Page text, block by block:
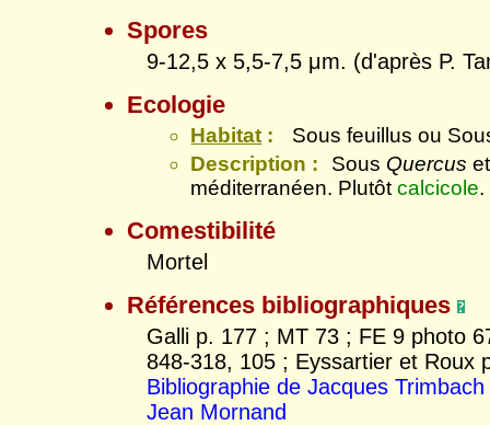
Spores
9-12,5 x 5,5-7,5 μm. (d'après P.
Ecologie
Habitat :
Sous feuillus ou
Description :
Sous Quercus
méditerranéen. Plutôtcalcicole.
Comestibilité
Mortel
Références bibliographiques
Galli p. 177 ; MT 73 ; FE 9 photo
848-318, 105 ; Eyssartier et Roux
Bibliographie de Jacques Trimbach
Jean Mornand